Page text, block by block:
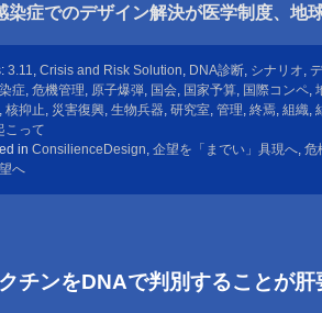
染症でのデザイン解決が医学制度、地
3.11, Crisis and Risk Solution, DNA診断, シナリオ,
症, 危機管理, 原子爆弾, 国会, 国家予算, 国際コンペ,
, 核抑止, 災害復興, 生物兵器, 研究室, 管理, 終焉, 組織,
こって
in ConsilienceDesign, 企望を「までい」具現へ, 危
へ
クチンをDNAで判別することが